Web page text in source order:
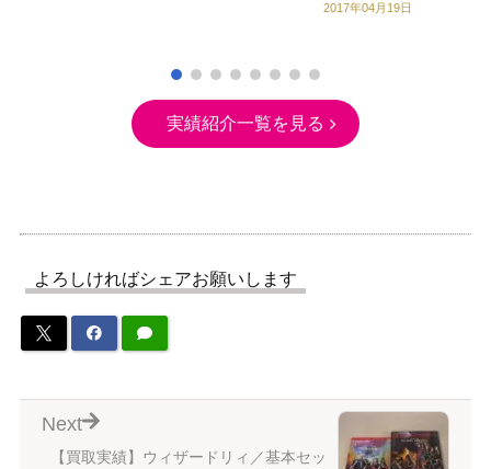
2017年04月19日
実績紹介一覧を見る
よろしければシェアお願いします
【買取実績】ウィザードリィ／基本セッ
Next